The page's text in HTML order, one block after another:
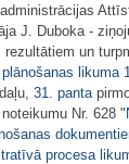
J. Duboka -
un
likuma
31. panta
Nr. 628 "
procesa